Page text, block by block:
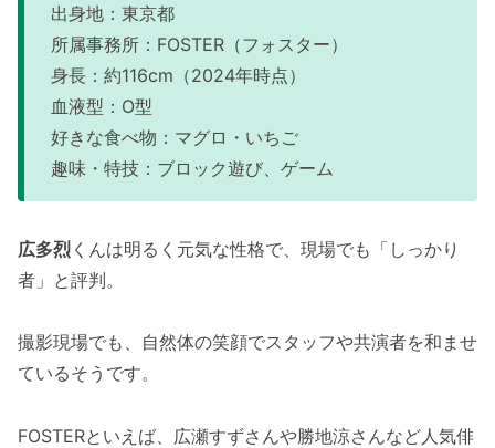
出身地：東京都
所属事務所：FOSTER（フォスター）
身長：約116cm（2024年時点）
血液型：O型
好きな食べ物：マグロ・いちご
趣味・特技：ブロック遊び、ゲーム
広多烈 くんは明るく元気な性格で、現場でも「しっかり
者」と評判。
撮影現場でも、自然体の笑顔でスタッフや共演者を和ませ
ているそうです。
FOSTERといえば、広瀬すずさんや勝地涼さんなど人気俳